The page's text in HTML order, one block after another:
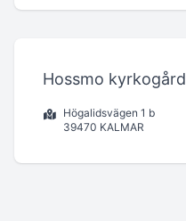
Hossmo kyrkogård
Högalidsvägen 1 b
39470 KALMAR